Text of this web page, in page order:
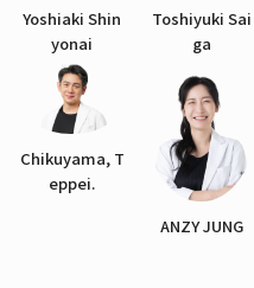
Yoshiaki Shin
yonai
Toshiyuki Sai
ga
Chikuyama, T
eppei.
ANZY JUNG